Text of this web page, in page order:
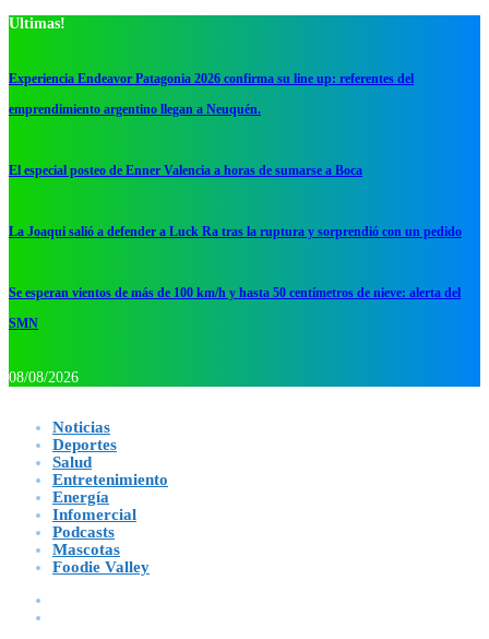
Ultimas!
Experiencia Endeavor Patagonia 2026 confirma su line up: referentes del
emprendimiento argentino llegan a Neuquén.
El especial posteo de Enner Valencia a horas de sumarse a Boca
La Joaqui salió a defender a Luck Ra tras la ruptura y sorprendió con un pedido
Se esperan vientos de más de 100 km/h y hasta 50 centímetros de nieve: alerta del
SMN
08/08/2026
Noticias
Deportes
Salud
Entretenimiento
Energía
Infomercial
Podcasts
Mascotas
Foodie Valley